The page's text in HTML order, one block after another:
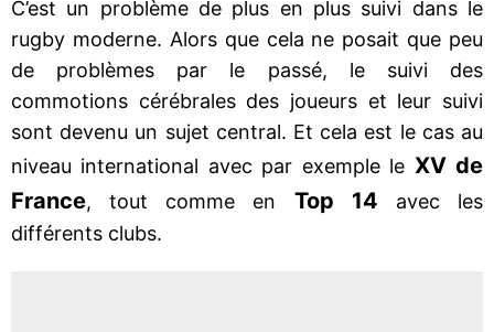
C’est un problème de plus en plus suivi dans le
rugby moderne. Alors que cela ne posait que peu
de problèmes par le passé, le suivi des
commotions cérébrales des joueurs et leur suivi
sont devenu un sujet central. Et cela est le cas au
niveau international avec par exemple le XV de
France, tout comme en Top 14 avec les
différents clubs.